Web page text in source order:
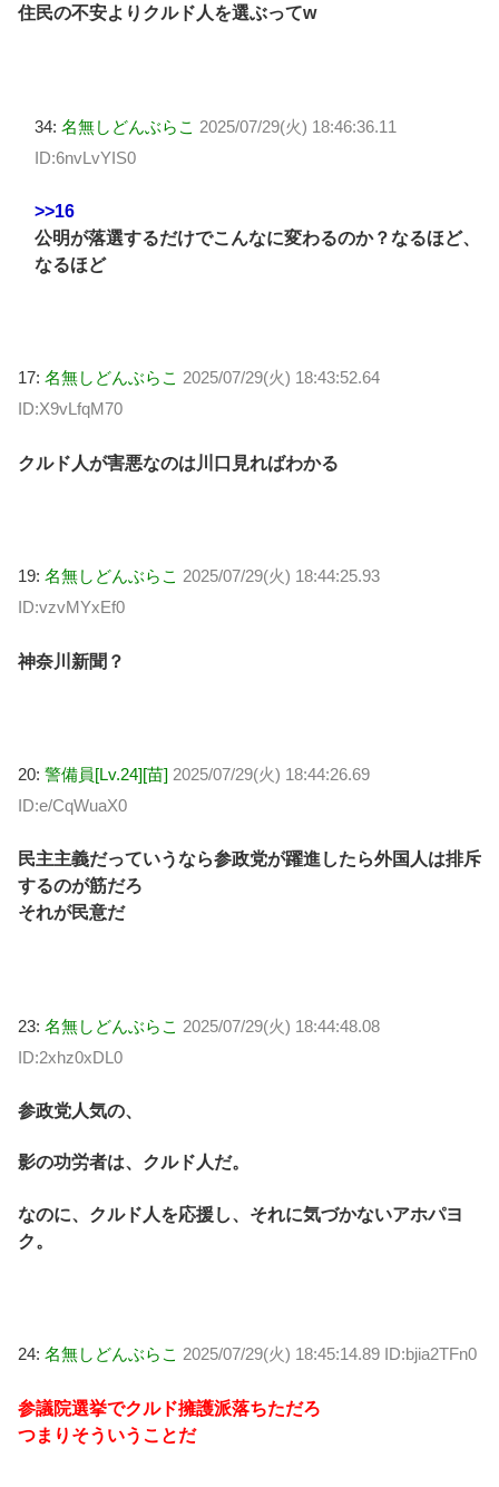
住民の不安よりクルド人を選ぶってw
34: 名無しどんぶらこ 2025/07/29(火) 18:46:36.11
ID:6nvLvYIS0
>>16
公明が落選するだけでこんなに変わるのか？なるほど、
なるほど
17: 名無しどんぶらこ 2025/07/29(火) 18:43:52.64
ID:X9vLfqM70
クルド人が害悪なのは川口見ればわかる
19: 名無しどんぶらこ 2025/07/29(火) 18:44:25.93
ID:vzvMYxEf0
神奈川新聞？
20: 警備員[Lv.24][苗] 2025/07/29(火) 18:44:26.69
ID:e/CqWuaX0
民主主義だっていうなら参政党が躍進したら外国人は排斥
するのが筋だろ
それが民意だ
23: 名無しどんぶらこ 2025/07/29(火) 18:44:48.08
ID:2xhz0xDL0
参政党人気の、
影の功労者は、クルド人だ。
なのに、クルド人を応援し、それに気づかないアホパヨ
ク。
24: 名無しどんぶらこ 2025/07/29(火) 18:45:14.89 ID:bjia2TFn0
参議院選挙でクルド擁護派落ちただろ
つまりそういうことだ